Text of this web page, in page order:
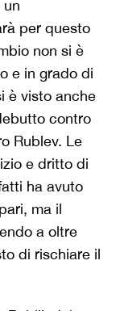
un
per questo
non si è
e in grado di
è visto anche
contro
Rublev. Le
e dritto di
ha avuto
ma il
a oltre
di rischiare il